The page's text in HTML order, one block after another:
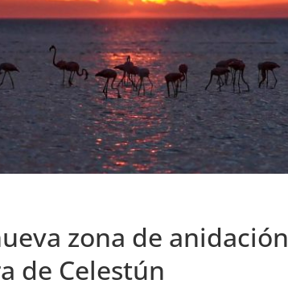
zona de anidación
de Celestún